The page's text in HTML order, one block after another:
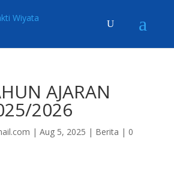
AJARAN
2026
| Aug 5, 2025 | Berita | 0